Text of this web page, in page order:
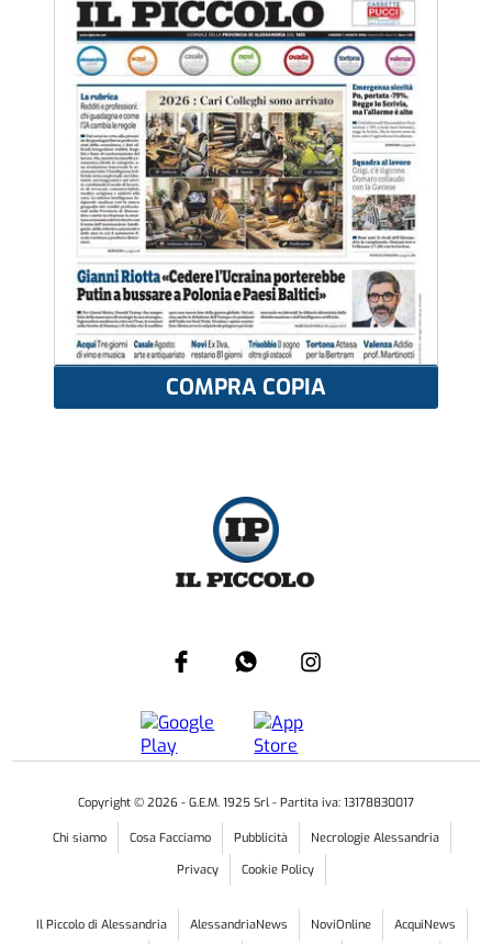
COMPRA COPIA
Copyright © 2026 - G.E.M. 1925 Srl - Partita iva: 13178830017
Chi siamo Cosa Facciamo Pubblicità
Necrologie Alessandria
Privacy
Cookie Policy
Il Piccolo di Alessandria AlessandriaNews NoviOnline AcquiNews